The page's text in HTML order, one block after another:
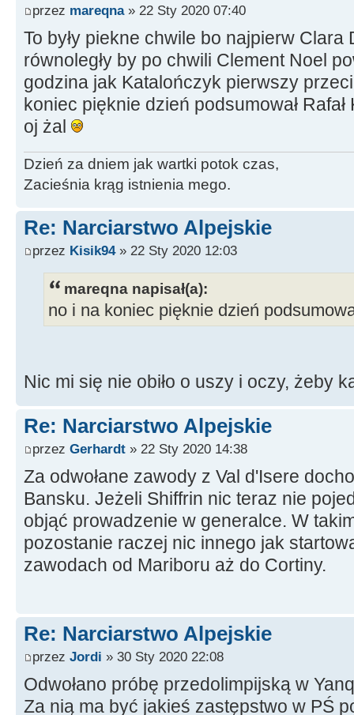
przez mareqna» 22 Sty 2020 07:40
To były piekne chwile bo najpierw Clara
równoległy by po chwili Clement Noel
godzina jak Katalończyk pierwszy
koniec pięknie dzień podsumował
oj żal
Dzień za dniem jak wartki potok czas,
Zacieśnia krąg istnienia mego.
Re: Narciarstwo Alpejskie
przez Kisik94» 22 Sty 2020 12:03
mareqna napisał(a):
no i na koniec pięknie dzień
Nic mi się nie obiło o uszy i oczy, żeby
Re: Narciarstwo Alpejskie
przez Gerhardt » 22 Sty 2020 14:38
Za odwołane zawody z Val d'Isere
Bansku. Jeżeli Shiffrin nic teraz nie
objąć prowadzenie w generalce. W
pozostanie raczej nic innego jak
zawodach od Mariboru aż do Cortiny.
Re: Narciarstwo Alpejskie
przez Jordi » 30 Sty 2020 22:08
Odwołano próbę przedolimpijską w
Za nią ma być jakieś zastępstwo w PŚ